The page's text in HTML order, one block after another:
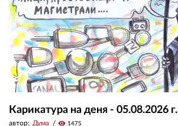
Карикатура на деня - 05.08.2026 г.
автор: Дума visibility 1475